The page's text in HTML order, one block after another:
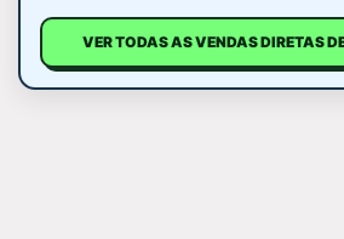
VER TODAS AS VENDAS DIRETAS